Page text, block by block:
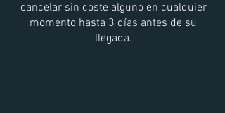
cancelar sin coste alguno en cualquier
momento hasta 3 días antes de su
llegada.